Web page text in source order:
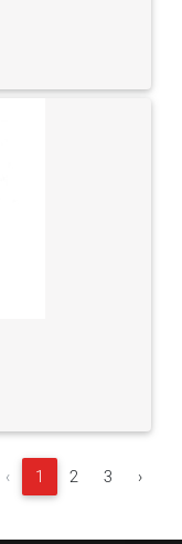
‹ 1 2 3 ›